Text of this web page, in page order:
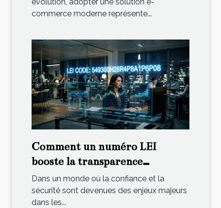
commerce moderne représente...
Comment un numéro LEI
booste la transparence
financière ?
Dans un monde où la confiance et la
sécurité sont devenues des enjeux majeurs
dans les...